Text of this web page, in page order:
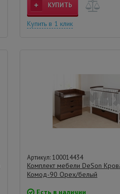
КУПИТЬ
Купить в 1 клик
Артикул: 100014434
Комплект мебели DeSon
Комод-90 Орех/белый
Есть в наличии